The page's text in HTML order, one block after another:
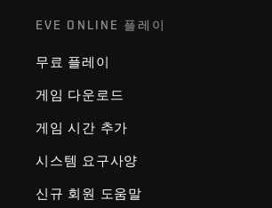
EVE ONLINE 플레이
무료 플레이
게임 다운로드
게임 시간 추가
시스템 요구사양
신규 회원 도움말